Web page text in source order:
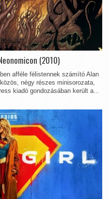
(2010)
afféle félistennek számító Alan
négy részes minisorozata,
kiadó gondozásában került a...